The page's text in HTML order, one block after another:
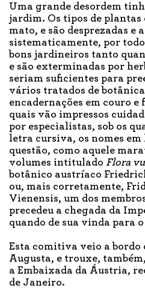
Uma grande desordem
jardim. Os tipos de plantas
mato, e são desprezadas e
sistematicamente, por
bons jardineiros tanto
e são exterminadas por
seriam suficientes para
vários tratados de
encadernações em couro e
quais vão impressos
por especialistas, sob os
letra cursiva, os nomes em
questão, como aquele
volumes intitulado Flora
botânico austríaco
ou, mais corretamente,
Vienensis, um dos
precedeu a chegada da
quando de sua vinda para o
Esta comitiva veio a bordo
Augusta, e trouxe,
a Embaixada da Áustria,
de Janeiro.